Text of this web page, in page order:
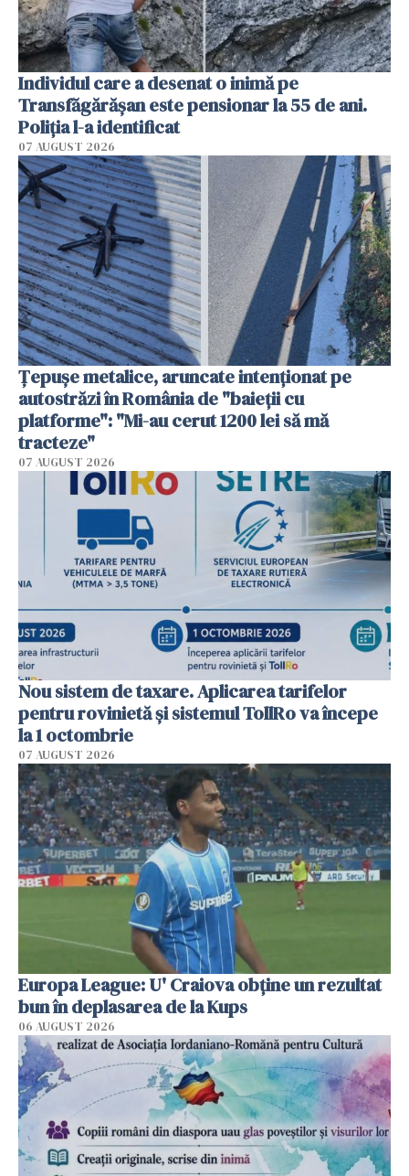
Individul care a desenat o inimă pe
Transfăgărășan este pensionar la 55 de ani.
Poliția l-a identificat
07 AUGUST 2026
Țepușe metalice, aruncate intenționat pe
autostrăzi în România de "baieții cu
platforme": "Mi-au cerut 1200 lei să mă
tracteze"
07 AUGUST 2026
Nou sistem de taxare. Aplicarea tarifelor
pentru rovinietă şi sistemul TollRo va începe
la 1 octombrie
07 AUGUST 2026
Europa League: U' Craiova obține un rezultat
bun în deplasarea de la Kups
06 AUGUST 2026